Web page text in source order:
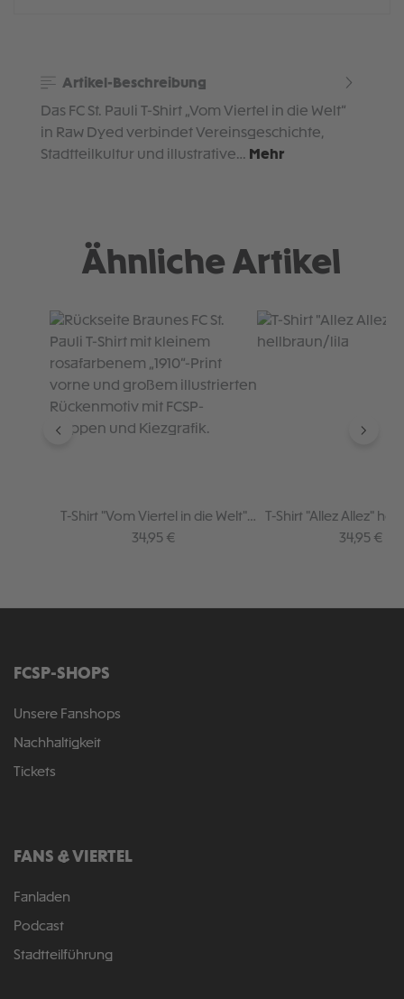
Artikel-Beschreibung
Das FC St. Pauli T-Shirt „Vom Viertel in die Welt“
in Raw Dyed verbindet Vereinsgeschichte,
Stadtteilkultur und illustrative… Mehr
Ähnliche Artikel
Produktgalerie überspringen
T-Shirt "Vom Viertel in die Welt"
braun
Regulärer Preis:
34,95 €
T-Shirt "Allez Allez"
Regulärer
34,95 €
FCSP-SHOPS
Unsere Fanshops
Nachhaltigkeit
Tickets
FANS & VIERTEL
Fanladen
Podcast
Stadtteilführung